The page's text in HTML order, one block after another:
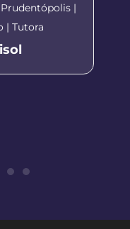
|
| Tutora